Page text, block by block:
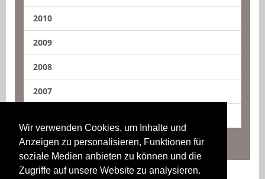
Wir verwenden Cookies, um Inhalte und
Anzeigen zu personalisieren, Funktionen für
soziale Medien anbieten zu können und die
Zugriffe auf unsere Website zu analysieren.
2010
2009
2008
2007